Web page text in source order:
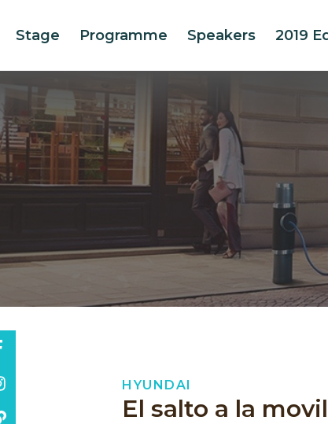
Stage Programme Speakers 2019
HYUNDAI
El salto a la